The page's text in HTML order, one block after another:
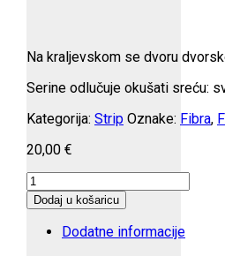
Na kraljevskom se dvoru
Serine odlučuje okušati sreću:
Kategorija: Strip Oznake: Fibra,
20,00 €
Riječi
moćnije
od
mača
Dodaj u košaricu
Dodatne informacije